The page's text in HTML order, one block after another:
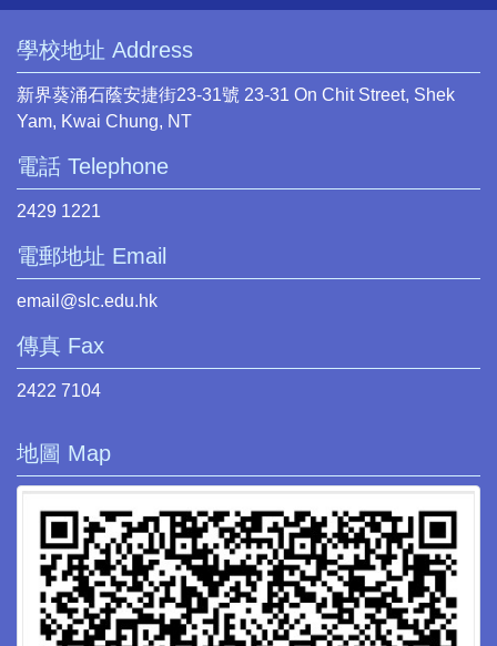
學校地址 Address
新界葵涌石蔭安捷街23-31號 23-31 On Chit Street, Shek
Yam, Kwai Chung, NT
電話 Telephone
2429 1221
電郵地址 Email
email@slc.edu.hk
傳真 Fax
2422 7104
地圖 Map